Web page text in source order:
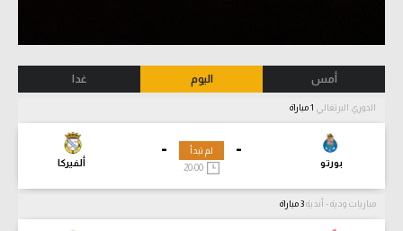
أمس اليوم غدا
الدوري البرتغالي
-
بورتو
-
ألفيركا
لم تبدأ
مباريات ودية - أندية